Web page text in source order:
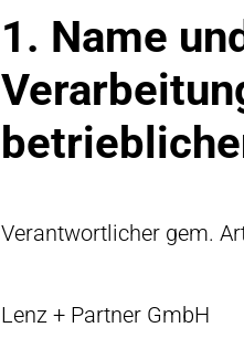
1. Name
Verantwortlicher gem.
Lenz + Partner GmbH